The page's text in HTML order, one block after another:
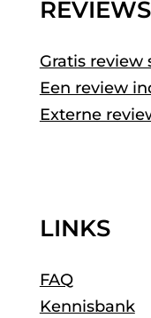
REVIEWS
Gratis review
Een review
Externe
LINKS
FAQ
Kennisbank